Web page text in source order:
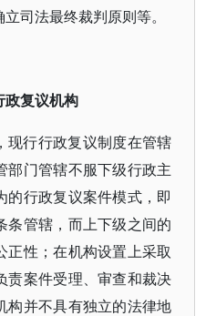
司法最终裁判原则等。
政复议机构
现行行政复议制度在管辖
部门管辖不服下级行政主
的行政复议案件模式，即
条管辖，而上下级之间的
正性；在机构设置上采取
责案件受理、审查和裁决
构并不具有独立的法律地